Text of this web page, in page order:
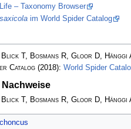
– Taxonomy Browser
im World Spider Catalog
Blick T, Bosmans R, Gloor D,
Catalog(2018): World Spider
Blick T, Bosmans R, Gloor D,